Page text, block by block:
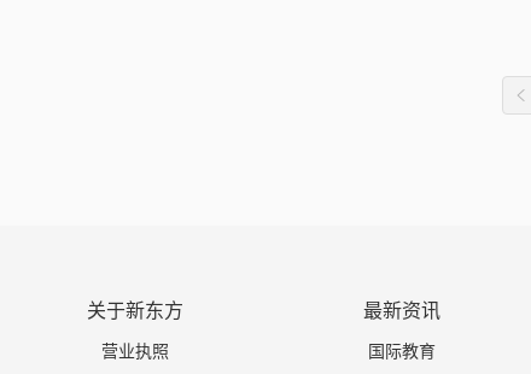
关于新东方
营业执照
最新资讯
国际教育